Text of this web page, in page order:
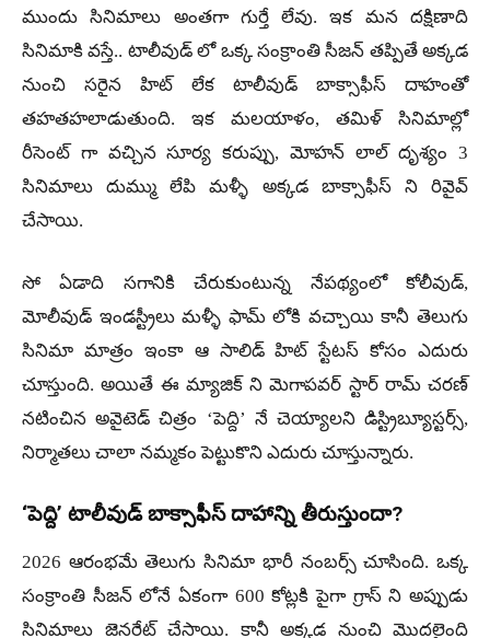
ముందు సినిమాలు అంతగా గుర్తే లేవు. ఇక మన దక్షిణాది
సినిమాకి వస్తే.. టాలీవుడ్ లో ఒక్క సంక్రాంతి సీజన్ తప్పితే అక్కడ
నుంచి సరైన హిట్ లేక టాలీవుడ్ బాక్సాఫీస్ దాహంతో
తహతహలాడుతుంది. ఇక మలయాళం, తమిళ్ సినిమాల్లో
రీసెంట్ గా వచ్చిన సూర్య కరుప్పు, మోహన్ లాల్ దృశ్యం 3
సినిమాలు దుమ్ము లేపి మళ్ళీ అక్కడ బాక్సాఫీస్ ని రివైవ్
చేసాయి.
సో ఏడాది సగానికి చేరుకుంటున్న నేపథ్యంలో కోలీవుడ్,
మోలీవుడ్ ఇండస్ట్రీలు మళ్ళీ ఫామ్ లోకి వచ్చాయి కానీ తెలుగు
సినిమా మాత్రం ఇంకా ఆ సాలిడ్ హిట్ స్టేటస్ కోసం ఎదురు
చూస్తుంది. అయితే ఈ మ్యాజిక్ ని మెగాపవర్ స్టార్ రామ్ చరణ్
నటించిన అవైటెడ్ చిత్రం ‘పెద్ది’ నే చెయ్యాలని డిస్ట్రిబ్యూస్టర్స్,
నిర్మాతలు చాలా నమ్మకం పెట్టుకొని ఎదురు చూస్తున్నారు.
‘పెద్ది’ టాలీవుడ్ బాక్సాఫీస్ దాహాన్ని తీరుస్తుందా?
2026 ఆరంభమే తెలుగు సినిమా భారీ నంబర్స్ చూసింది. ఒక్క
సంక్రాంతి సీజన్ లోనే ఏకంగా 600 కోట్లకి పైగా గ్రాస్ ని అప్పుడు
సినిమాలు జెనరేట్ చేసాయి. కానీ అక్కడ నుంచి మొదలైంది